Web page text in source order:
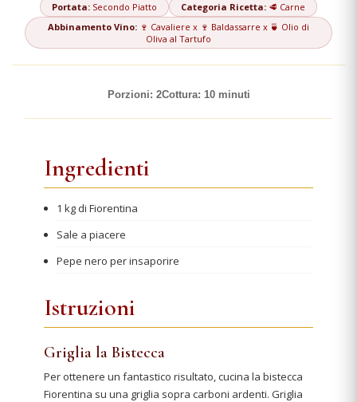
Portata: Secondo Piatto Categoria Ricetta: 🥩 Carne
Abbinamento Vino: 🍷 Cavaliere x 🍷 Baldassarre x 🍵 Olio di
Oliva al Tartufo
Porzioni: 2Cottura: 10 minuti
Ingredienti
1 kg di Fiorentina
Sale a piacere
Pepe nero per insaporire
Istruzioni
Griglia la Bistecca
Per ottenere un fantastico risultato, cucina la bistecca
Fiorentina su una griglia sopra carboni ardenti. Griglia